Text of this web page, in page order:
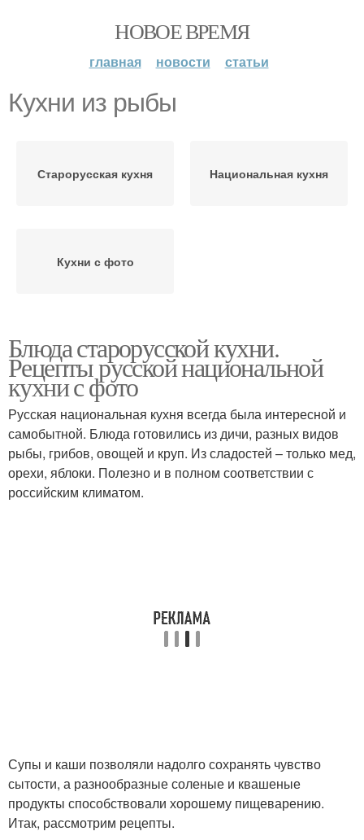
НОВОЕ ВРЕМЯ
главная новости статьи
Кухни из рыбы
Старорусская кухня Национальная кухня
Кухни с фото
Блюда старорусской кухни.
Рецепты русской национальной
кухни с фото
Русская национальная кухня всегда была интересной и
самобытной. Блюда готовились из дичи, разных видов
рыбы, грибов, овощей и круп. Из сладостей – только мед,
орехи, яблоки. Полезно и в полном соответствии с
российским климатом.
Супы и каши позволяли надолго сохранять чувство
сытости, а разнообразные соленые и квашеные
продукты способствовали хорошему пищеварению.
Итак, рассмотрим рецепты.